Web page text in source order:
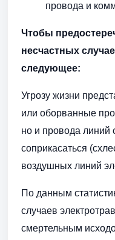
провода и
Чтобы
несчастных
следующее:
Угрозу жизни
или оборванные
но и провода линий
соприкасаться
воздушных линий
По данным
случаев
смертельным